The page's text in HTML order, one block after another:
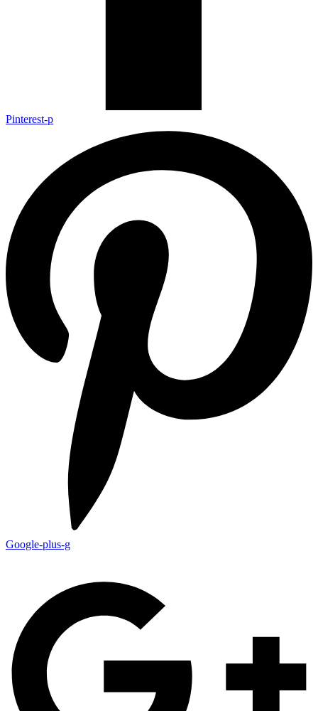
Pinterest-p
Google-plus-g